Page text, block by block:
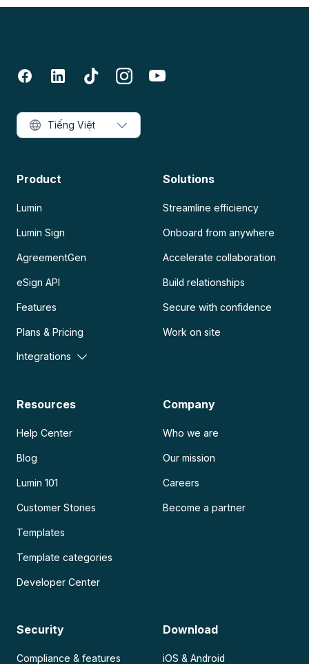
Product
Lumin
Lumin Sign
AgreementGen
eSign API
Features
Plans & Pricing
Integrations
Solutions
Streamline efficiency
Onboard from anywhere
Accelerate collaboration
Build relationships
Secure with confidence
Work on site
Resources
Help Center
Blog
Lumin 101
Customer Stories
Templates
Template categories
Developer Center
Company
Who we are
Our mission
Careers
Become a partner
Security
Compliance & features
Download
iOS & Android
Tiếng Việt